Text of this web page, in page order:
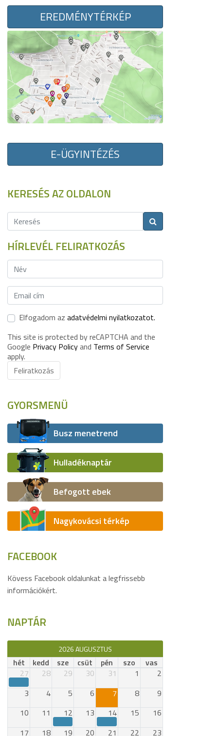
EREDMÉNYTÉRKÉP
E-ÜGYINTÉZÉS
KERESÉS AZ OLDALON
HÍRLEVÉL FELIRATKOZÁS
Elfogadom az adatvédelmi nyilatkozatot.
This site is protected by reCAPTCHA and the
Google Privacy Policyand Terms of Service
apply.
Feliratkozás
GYORSMENÜ
Busz menetrend
Hulladéknaptár
Befogott ebek
Nagykovácsi térkép
FACEBOOK
Kövess Facebook oldalunkat a legfrissebb
információkért.
NAPTÁR
2026 AUGUSZTUS
hét kedd sze csüt pén szo
vas
27
28 29 30 31 1
2
3
4 5 6 7 8
9
10
11 12 13 14 15
16
17
18 19 20 21 22
23